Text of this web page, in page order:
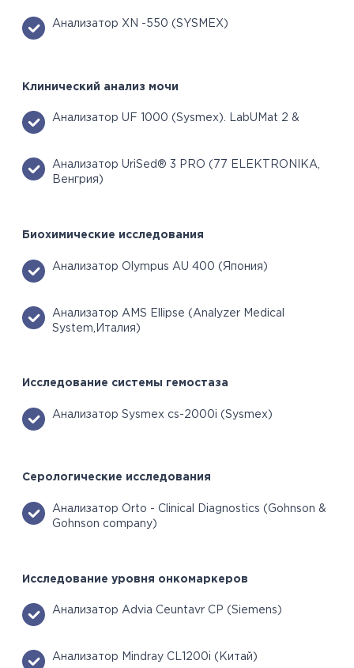
Анализатор XN -550 (SYSMEX)
Клинический анализ мочи
Анализатор UF 1000 (Sysmex). LabUMat 2 &
Анализатор UriSed® 3 PRO (77 ELEKTRONIKA,
Венгрия)
Биохимические исследования
Анализатор Olympus AU 400 (Япония)
Анализатор AMS Еllipse (Analyzer Medical
System,Италия)
Исследование системы гемостаза
Анализатор Sysmex cs-2000i (Sysmex)
Серологические исследования
Анализатор Orto - Clinical Diagnostics (Gohnson &
Gohnson company)
Исследование уровня онкомаркеров
Анализатор Advia Ceuntavr CP (Siemens)
Анализатор Mindray CL1200i (Китай)